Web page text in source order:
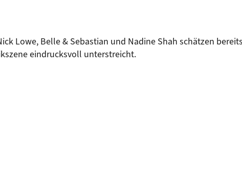
Lowe, Belle & Sebastian und Nadine Shah schätzen
eindrucksvoll unterstreicht.